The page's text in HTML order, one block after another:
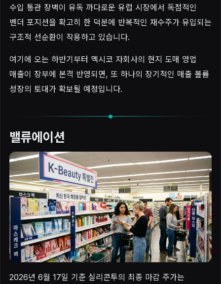
수입 통관 장벽이 유독 까다로운 유럽 시장에서 독점적인
벤더 포지션을 확고히 한 덕분에 반복적인 재수주가 유입되는
구조적 선순환이 작용하고 있습니다.
여기에 오는 하반기부터 멕시코 자회사의 현지 도매 영업
매출이 장부에 본격 반영되면, 또 하나의 장기적인 매출 볼륨
성장의 토대가 확보될 예정입니다.
밸류에이션
2026년 6월 17일 기준 실리콘투의 최종 마감 주가는